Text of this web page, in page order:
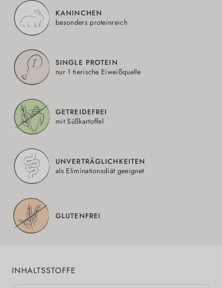
KANINCHEN
besonders proteinreich
SINGLE PROTEIN
nur 1 tierische Eiweißquelle
GETREIDEFREI
mit Süßkartoffel
UNVERTRÄGLICHKEITEN
als Eliminationsdiät geeignet
GLUTENFREI
INHALTSSTOFFE